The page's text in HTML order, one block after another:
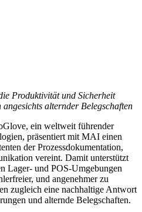
Produktivität und Sicherheit
alternder Belegschaften
ein weltweit führender
präsentiert mit MAI einen
der Prozessdokumentation,
vereint. Damit unterstützt
Lager- und POS-Umgebungen
und angenehmer zu
zugleich eine nachhaltige Antwort
und alternde Belegschaften.